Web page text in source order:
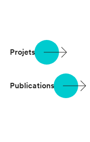
Projets
Publications